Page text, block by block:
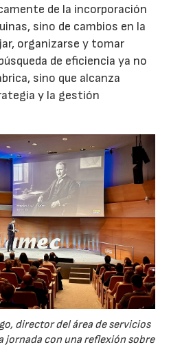
de la incorporación
sino de cambios en la
organizarse y tomar
de eficiencia ya no
sino que alcanza
y la gestión
director del área de servicios
jornada con una reflexión sobre